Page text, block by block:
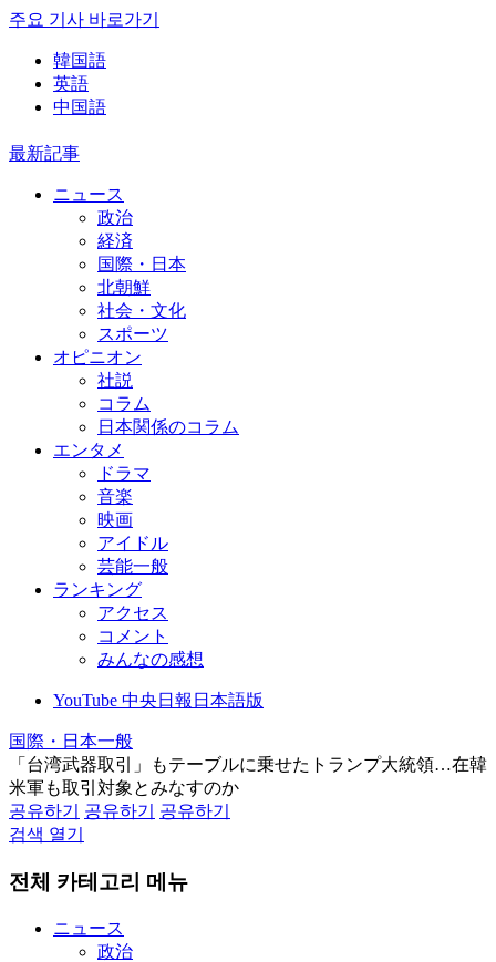
주요 기사 바로가기
韓国語
英語
中国語
最新記事
ニュース
政治
経済
国際・日本
北朝鮮
社会・文化
スポーツ
オピニオン
社説
コラム
日本関係のコラム
エンタメ
ドラマ
音楽
映画
アイドル
芸能一般
ランキング
アクセス
コメント
みんなの感想
YouTube 中央日報日本語版
国際・日本一般
「台湾武器取引」もテーブルに乗せたトランプ大統領…在韓
米軍も取引対象とみなすのか
공유하기
공유하기
공유하기
검색 열기
전체 카테고리 메뉴
ニュース
政治